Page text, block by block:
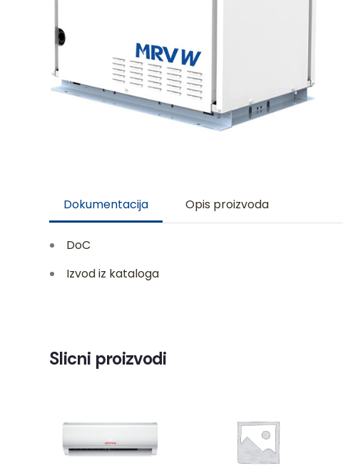
Dokumentacija Opis proizvoda
DoC
Izvod iz kataloga
Slicni proizvodi